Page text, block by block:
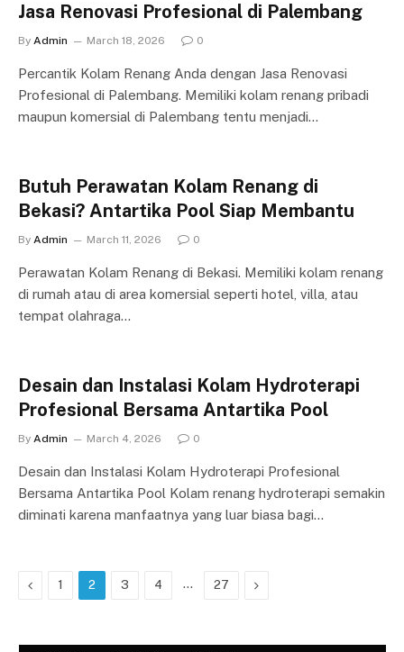
Jasa Renovasi Profesional di Palembang
By Admin March 18, 2026 0
Percantik Kolam Renang Anda dengan Jasa Renovasi
Profesional di Palembang. Memiliki kolam renang pribadi
maupun komersial di Palembang tentu menjadi…
Butuh Perawatan Kolam Renang di
Bekasi? Antartika Pool Siap Membantu
By Admin March 11, 2026 0
Perawatan Kolam Renang di Bekasi. Memiliki kolam renang
di rumah atau di area komersial seperti hotel, villa, atau
tempat olahraga…
Desain dan Instalasi Kolam Hydroterapi
Profesional Bersama Antartika Pool
By Admin March 4, 2026 0
Desain dan Instalasi Kolam Hydroterapi Profesional
Bersama Antartika Pool Kolam renang hydroterapi semakin
diminati karena manfaatnya yang luar biasa bagi…
Previous
1 2 3 4 … 27 Next